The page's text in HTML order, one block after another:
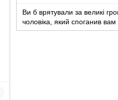
Ви б врятували за великі
чоловіка, який споганив вам
років життя?